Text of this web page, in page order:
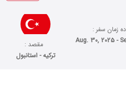
زمان سفر :
Aug. 30, 2025 -
مقصد :
ترکیه - استانبول